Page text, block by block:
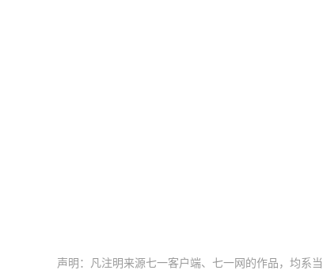
声明：凡注明来源七一客户端、七一网的作品，均系